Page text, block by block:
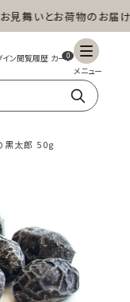
舞いとお荷物のお届けに
0
黒太郎 50g